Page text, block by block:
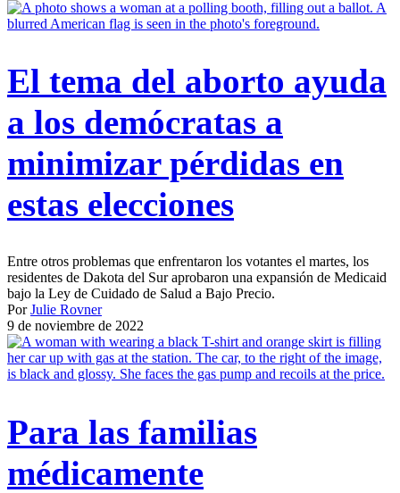
El tema del aborto ayuda
a los demócratas a
minimizar pérdidas en
estas elecciones
Entre otros problemas que enfrentaron los votantes el martes, los
residentes de Dakota del Sur aprobaron una expansión de Medicaid
bajo la Ley de Cuidado de Salud a Bajo Precio.
PorJulie Rovner
9 de noviembre de 2022
Para las familias
médicamente